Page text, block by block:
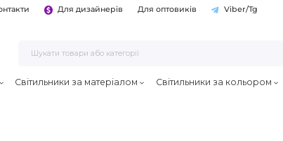
Для дизайнерів Для оптовиків Viber/Tg
Світильники за матеріалом Світильники за кольором